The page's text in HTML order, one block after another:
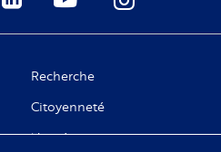
Recherche
Citoyenneté
Numérique